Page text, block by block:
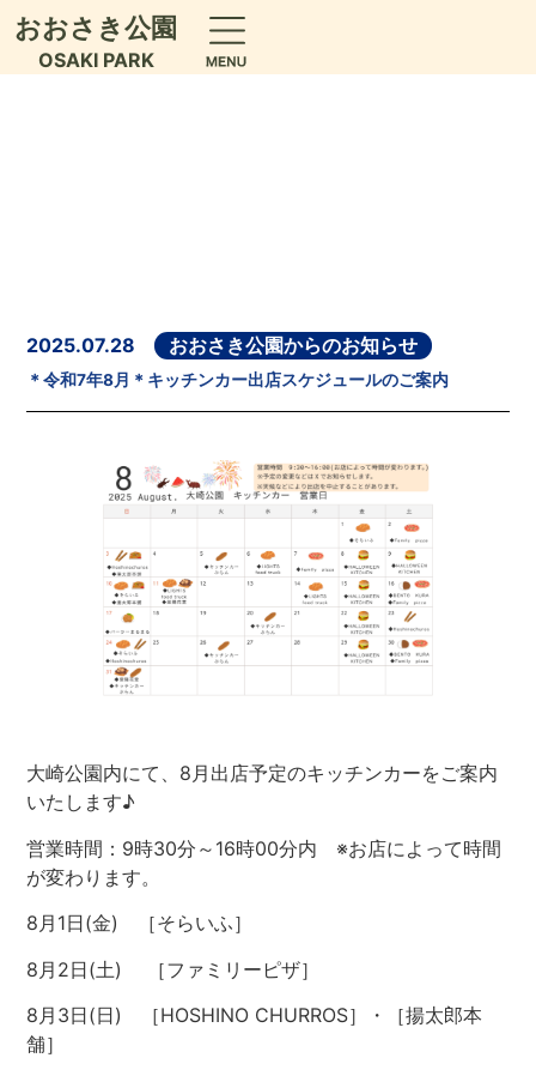
おおさき公園
OSAKI PARK
2025.07.28 おおさき公園からのお知らせ
＊令和7年8月＊キッチンカー出店スケジュールのご案内
大崎公園内にて、8月出店予定のキッチンカーをご案内
いたします♪
営業時間：9時30分～16時00分内 ※お店によって時間
が変わります。
8月1日(金) ［そらいふ］
8 月2日(土) ［ファミリーピザ］
8月3日(日)
［HOSHINO CHURROS］・［揚太郎本
舗］